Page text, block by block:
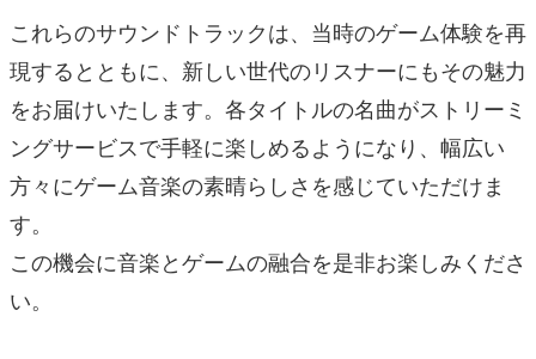
これらのサウンドトラックは、当時のゲーム体験を再
現するとともに、新しい世代のリスナーにもその魅力
をお届けいたします。各タイトルの名曲がストリーミ
ングサービスで手軽に楽しめるようになり、幅広い
方々にゲーム音楽の素晴らしさを感じていただけま
す。
この機会に音楽とゲームの融合を是非お楽しみくださ
い。